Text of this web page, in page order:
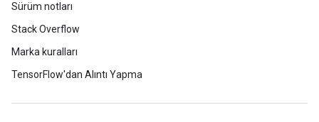
Sürüm notları
Stack Overflow
Marka kuralları
TensorFlow'dan Alıntı Yapma